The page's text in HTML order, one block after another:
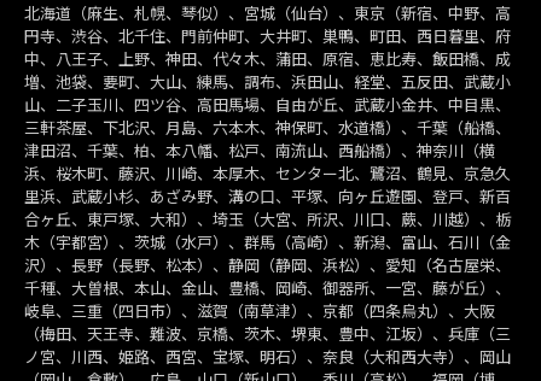
北海道（麻生、札幌、琴似）、宮城（仙台）、東京（新宿、中野、高
円寺、渋谷、北千住、門前仲町、大井町、巣鴨、町田、西日暮里、府
中、八王子、上野、神田、代々木、蒲田、原宿、恵比寿、飯田橋、成
増、池袋、要町、大山、練馬、調布、浜田山、経堂、五反田、武蔵小
山、二子玉川、四ツ谷、高田馬場、自由が丘、武蔵小金井、中目黒、
三軒茶屋、下北沢、月島、六本木、神保町、水道橋）、千葉（船橋、
津田沼、千葉、柏、本八幡、松戸、南流山、西船橋）、神奈川（横
浜、桜木町、藤沢、川崎、本厚木、センター北、鷺沼、鶴見、京急久
里浜、武蔵小杉、あざみ野、溝の口、平塚、向ヶ丘遊園、登戸、新百
合ヶ丘、東戸塚、大和）、埼玉（大宮、所沢、川口、蕨、川越）、栃
木（宇都宮）、茨城（水戸）、群馬（高崎）、新潟、富山、石川（金
沢）、長野（長野、松本）、静岡（静岡、浜松）、愛知（名古屋栄、
千種、大曽根、本山、金山、豊橋、岡崎、御器所、一宮、藤が丘）、
岐阜、三重（四日市）、滋賀（南草津）、京都（四条烏丸）、大阪
（梅田、天王寺、難波、京橋、茨木、堺東、豊中、江坂）、兵庫（三
ノ宮、川西、姫路、西宮、宝塚、明石）、奈良（大和西大寺）、岡山